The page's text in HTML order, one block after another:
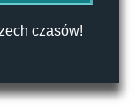
czasów!